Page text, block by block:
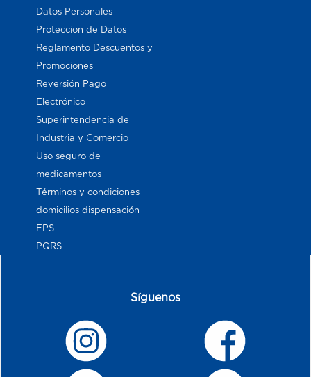
Datos Personales
Proteccion de Datos
Reglamento Descuentos y
Promociones
Reversión Pago
Electrónico
Superintendencia de
Industria y Comercio
Uso seguro de
medicamentos
Términos y condiciones
domicilios dispensación
EPS
PQRS
Síguenos